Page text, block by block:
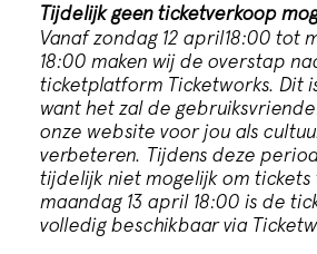
Cursus
Onderwijs
ECI Cultuurcafé
Tijdelijk geen ticketverkoop
Vanaf zondag 12 april18:00 tot
18:00 maken wij de overstap
ticketplatform Ticketworks. Dit
want het zal de
onze website voor jou als
verbeteren. Tijdens deze
tijdelijk niet mogelijk om tickets
maandag 13 april 18:00 is de
volledig beschikbaar via